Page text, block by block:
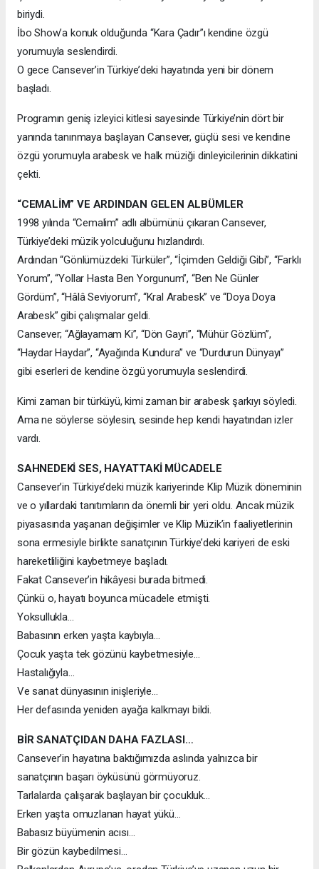
biriydi.
İbo Show’a konuk olduğunda “Kara Çadır”ı kendine özgü
yorumuyla seslendirdi.
O gece Cansever’in Türkiye’deki hayatında yeni bir dönem
başladı.
Programın geniş izleyici kitlesi sayesinde Türkiye’nin dört bir
yanında tanınmaya başlayan Cansever, güçlü sesi ve kendine
özgü yorumuyla arabesk ve halk müziği dinleyicilerinin dikkatini
çekti.
“CEMALİM” VE ARDINDAN GELEN ALBÜMLER
1998 yılında “Cemalim” adlı albümünü çıkaran Cansever,
Türkiye’deki müzik yolculuğunu hızlandırdı.
Ardından “Gönlümüzdeki Türküler”, “İçimden Geldiği Gibi”, “Farklı
Yorum”, “Yollar Hasta Ben Yorgunum”, “Ben Ne Günler
Gördüm”, “Hâlâ Seviyorum”, “Kral Arabesk” ve “Doya Doya
Arabesk” gibi çalışmalar geldi.
Cansever; “Ağlayamam Ki”, “Dön Gayri”, “Mühür Gözlüm”,
“Haydar Haydar”, “Ayağında Kundura” ve “Durdurun Dünyayı”
gibi eserleri de kendine özgü yorumuyla seslendirdi.
Kimi zaman bir türküyü, kimi zaman bir arabesk şarkıyı söyledi.
Ama ne söylerse söylesin, sesinde hep kendi hayatından izler
vardı.
SAHNEDEKİ SES, HAYATTAKİ MÜCADELE
Cansever’in Türkiye’deki müzik kariyerinde Klip Müzik döneminin
ve o yıllardaki tanıtımların da önemli bir yeri oldu. Ancak müzik
piyasasında yaşanan değişimler ve Klip Müzik’in faaliyetlerinin
sona ermesiyle birlikte sanatçının Türkiye’deki kariyeri de eski
hareketliliğini kaybetmeye başladı.
Fakat Cansever’in hikâyesi burada bitmedi.
Çünkü o, hayatı boyunca mücadele etmişti.
Yoksullukla…
Babasının erken yaşta kaybıyla…
Çocuk yaşta tek gözünü kaybetmesiyle…
Hastalığıyla…
Ve sanat dünyasının inişleriyle…
Her defasında yeniden ayağa kalkmayı bildi.
BİR SANATÇIDAN DAHA FAZLASI…
Cansever’in hayatına baktığımızda aslında yalnızca bir
sanatçının başarı öyküsünü görmüyoruz.
Tarlalarda çalışarak başlayan bir çocukluk…
Erken yaşta omuzlanan hayat yükü…
Babasız büyümenin acısı…
Bir gözün kaybedilmesi…